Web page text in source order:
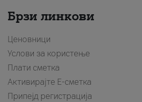
Брзи линкови
Ценовници
Услови за користење
Плати сметка
Активирајте Е-сметка
Припејд регистрација